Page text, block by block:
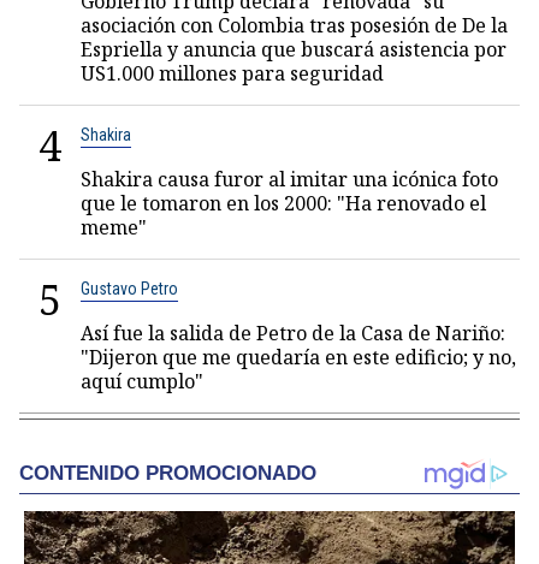
asociación con Colombia tras posesión de De la
Espriella y anuncia que buscará asistencia por
US1.000 millones para seguridad
4 Shakira
Shakira causa furor al imitar una icónica foto
que le tomaron en los 2000: "Ha renovado el
meme"
5 Gustavo Petro
Así fue la salida de Petro de la Casa de Nariño:
"Dijeron que me quedaría en este edificio; y no,
aquí cumplo"